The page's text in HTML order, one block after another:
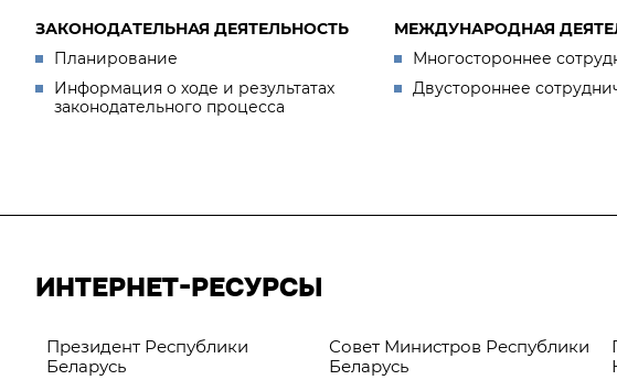
ЗАКОНОДАТЕЛЬНАЯ ДЕЯТЕЛЬНОСТЬ
Планирование
Информация о ходе и результатах
законодательного процесса
МЕЖДУНАРОДНАЯ
Многостороннее
Двустороннее
ИНТЕРНЕТ-РЕСУРСЫ
Президент Республики
Беларусь
Совет Министров Республики
Беларусь